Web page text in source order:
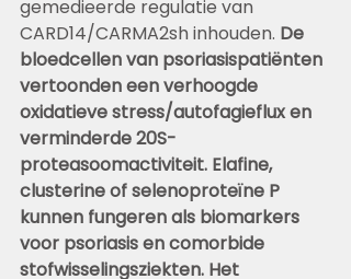
gemedieerde regulatie van
CARD14/CARMA2sh inhouden. De
bloedcellen van psoriasispatiënten
vertoonden een verhoogde
oxidatieve stress/autofagieflux en
verminderde 20S-
proteasoomactiviteit. Elafine,
clusterine of selenoproteïne P
kunnen fungeren als biomarkers
voor psoriasis en comorbide
stofwisselingsziekten. Het